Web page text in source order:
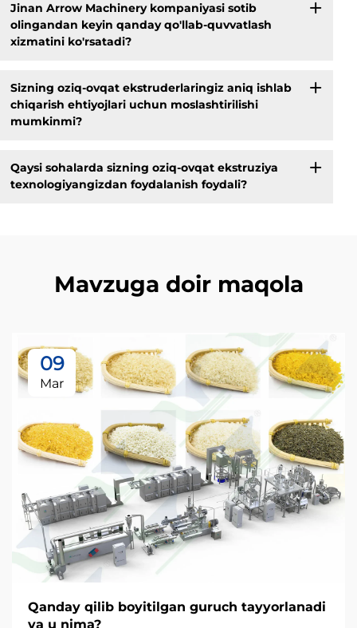
Jinan Arrow Machinery kompaniyasi sotib
olingandan keyin qanday qo'llab-quvvatlash
xizmatini ko'rsatadi?
Sizning oziq-ovqat ekstruderlaringiz aniq ishlab
chiqarish ehtiyojlari uchun moslashtirilishi
mumkinmi?
Qaysi sohalarda sizning oziq-ovqat ekstruziya
texnologiyangizdan foydalanish foydali?
Mavzuga doir maqola
09
Mar
Qanday qilib boyitilgan guruch tayyorlanadi
va u nima?